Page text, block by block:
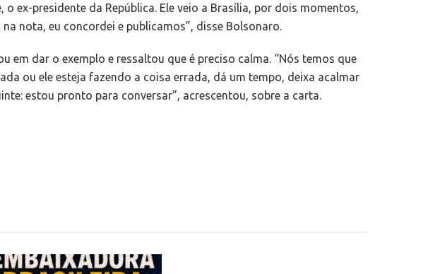
ex-presidente da República. Ele veio a Brasília, por dois momentos,
nota, eu concordei e publicamos”, disse Bolsonaro.
dar o exemplo e ressaltou que é preciso calma. “Nós temos que
ou ele esteja fazendo a coisa errada, dá um tempo, deixa acalmar
estou pronto para conversar”, acrescentou, sobre a carta.